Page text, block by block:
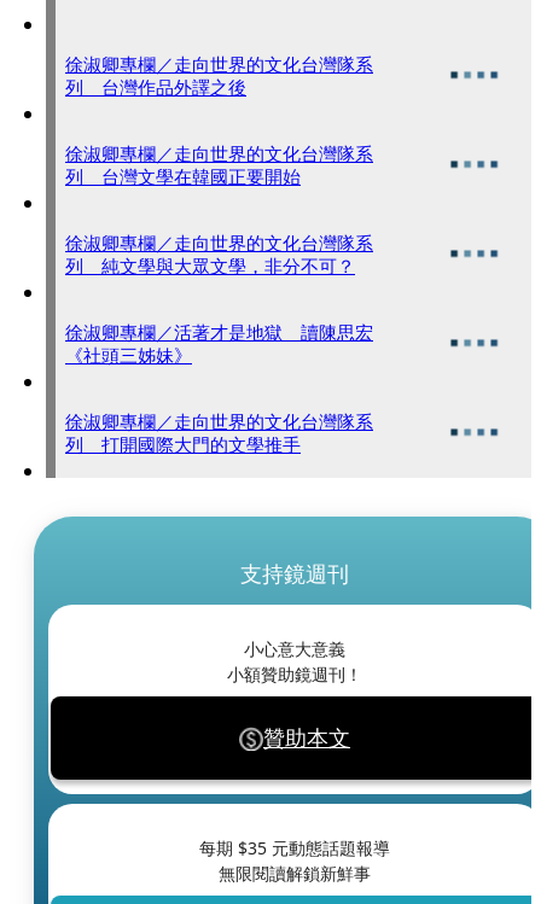
徐淑卿專欄／走向世界的文化台灣隊系
列 台灣作品外譯之後
徐淑卿專欄／走向世界的文化台灣隊系
列 台灣文學在韓國正要開始
徐淑卿專欄／走向世界的文化台灣隊系
列 純文學與大眾文學，非分不可？
徐淑卿專欄／活著才是地獄 讀陳思宏
《社頭三姊妹》
徐淑卿專欄／走向世界的文化台灣隊系
列 打開國際大門的文學推手
支持鏡週刊
小心意大意義
小額贊助鏡週刊！
贊助本文
每期 $35 元動態話題報導
無限閱讀解鎖新鮮事